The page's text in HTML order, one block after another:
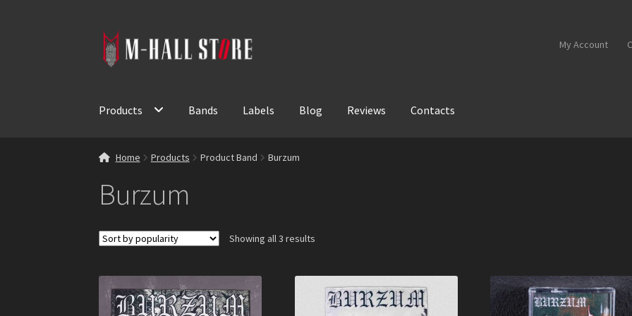
Skip
to
Skip
to
My Account
Products Bands Labels Blog Reviews Contacts
Home Products Product Band Burzum
Burzum
Showing all 3 results